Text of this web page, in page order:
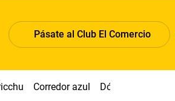
Pásate al Club El Comercio
Corredor azul Dólar